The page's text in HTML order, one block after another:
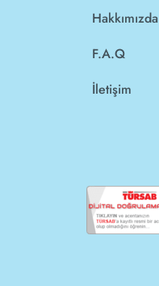
Hakkımızda
F.A.Q
İletişim